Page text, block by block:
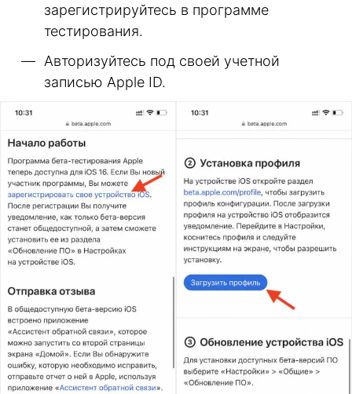
зарегистрируйтесь в программе
тестирования.
Авторизуйтесь под своей учетной
записью Apple ID.